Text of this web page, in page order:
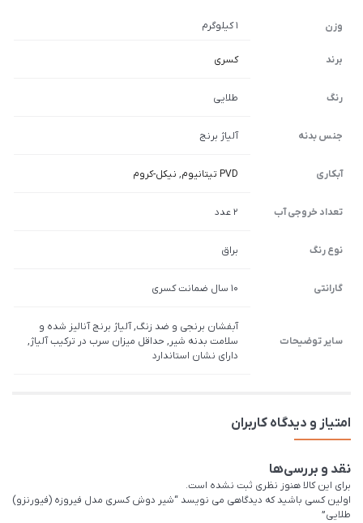
وزن 1 کیلوگرم
برند کسری
رنگ طلایی
جنس بدنه آلیاژ برنج
آبکاری PVD تیتانیوم , نیکل-کروم
تعداد خروجی آب 2 عدد
نوع رنگ براق
گارانتی 10 سال ضمانت کسری
سایر توضیحات
آبفشان برنجی و ضد زنگ, آلیاژ برنج آنالیز شده و
سلامت بدنه شیر, حداقل میزان سرب در ترکیب آلیاژ,
دارای نشان استاندارد
امتیاز و دیدگاه کاربران
نقد و بررسی‌ها
برای این کالا هنوز نظری ثبت نشده است.
اولین کسی باشید که دیدگاهی می نویسد “شیر دوش کسری مدل فیروزه (فیورنزو)
طلایی”